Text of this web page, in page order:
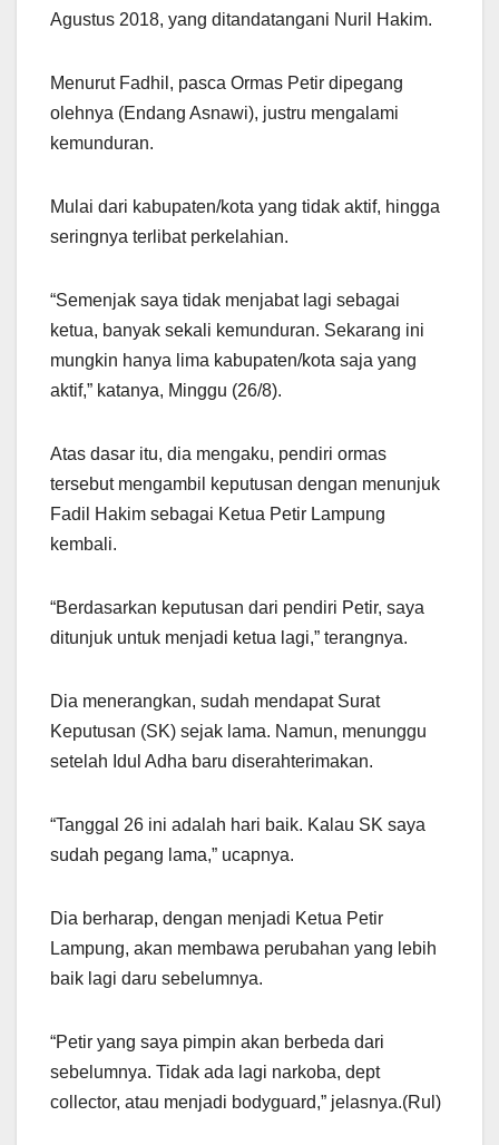
Agustus 2018, yang ditandatangani Nuril Hakim.
Menurut Fadhil, pasca Ormas Petir dipegang
olehnya (Endang Asnawi), justru mengalami
kemunduran.
Mulai dari kabupaten/kota yang tidak aktif, hingga
seringnya terlibat perkelahian.
“Semenjak saya tidak menjabat lagi sebagai
ketua, banyak sekali kemunduran. Sekarang ini
mungkin hanya lima kabupaten/kota saja yang
aktif,” katanya, Minggu (26/8).
Atas dasar itu, dia mengaku, pendiri ormas
tersebut mengambil keputusan dengan menunjuk
Fadil Hakim sebagai Ketua Petir Lampung
kembali.
“Berdasarkan keputusan dari pendiri Petir, saya
ditunjuk untuk menjadi ketua lagi,” terangnya.
Dia menerangkan, sudah mendapat Surat
Keputusan (SK) sejak lama. Namun, menunggu
setelah Idul Adha baru diserahterimakan.
“Tanggal 26 ini adalah hari baik. Kalau SK saya
sudah pegang lama,” ucapnya.
Dia berharap, dengan menjadi Ketua Petir
Lampung, akan membawa perubahan yang lebih
baik lagi daru sebelumnya.
“Petir yang saya pimpin akan berbeda dari
sebelumnya. Tidak ada lagi narkoba, dept
collector, atau menjadi bodyguard,” jelasnya.(Rul)